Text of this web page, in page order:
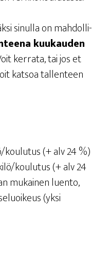
sinul­la on mah­dol­li­
kuu­kau­den
ker­ra­ta, tai jos et
kat­soa tal­len­teen
koulutus (+ alv 24 %)
koulutus (+ alv 24
mukai­nen luen­to,
(yksi